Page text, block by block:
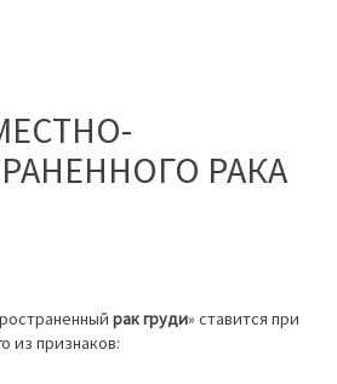
РАКА
рак груди» ставится при
из признаков: